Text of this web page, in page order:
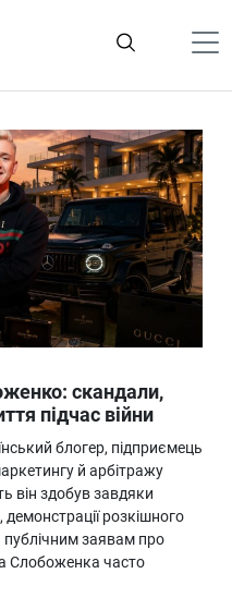
скандали,
підчас війни
блогер, підприємець
й арбітражу
він здобув завдяки
демонстрації розкішного
заявам про
Слобоженка часто